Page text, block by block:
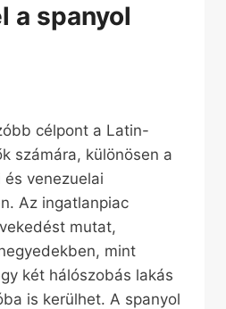
a spanyol
célpont a Latin-
számára, különösen a
venezuelai
Az ingatlanpiac
mutat,
mint
két hálószobás lakás
is kerülhet. A spanyol